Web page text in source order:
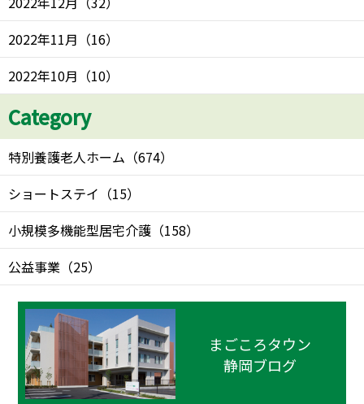
2022年11月 （16）
2022年10月 （10）
Category
特別養護老人ホーム （674）
ショートステイ （15）
小規模多機能型居宅介護 （158）
公益事業 （25）
まごころタウン
静岡ブログ